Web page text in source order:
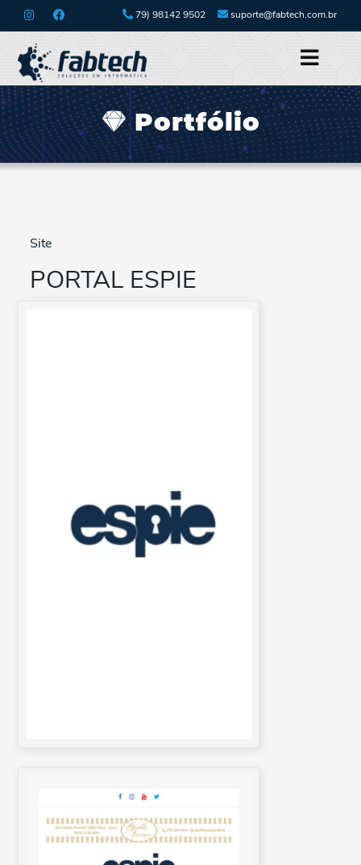
79) 98142 9502 suporte@fabtech.com.br
Portfólio
Site
PORTAL ESPIE